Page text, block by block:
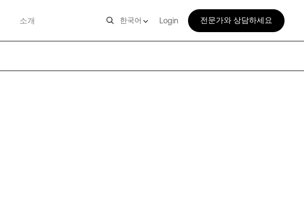
소개 한국어 Login 전문가와 상담하세요